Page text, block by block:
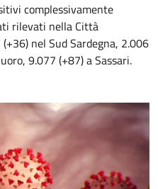
complessivamente
rilevati nella Città
nel Sud Sardegna, 2.006
9.077 (+87) a Sassari.